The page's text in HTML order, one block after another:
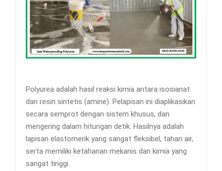
Polyurea adalah hasil reaksi kimia antara isosianat
dan resin sintetis (amine). Pelapisan ini diaplikasikan
secara semprot dengan sistem khusus, dan
mengering dalam hitungan detik. Hasilnya adalah
lapisan elastomerik yang sangat fleksibel, tahan air,
serta memiliki ketahanan mekanis dan kimia yang
sangat tinggi.